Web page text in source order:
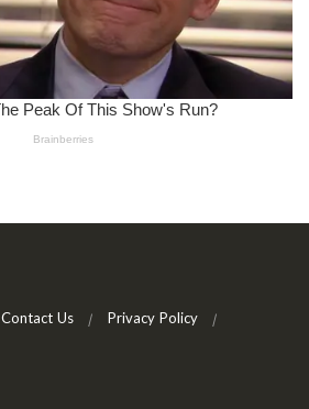
Contact Us
Privacy Policy